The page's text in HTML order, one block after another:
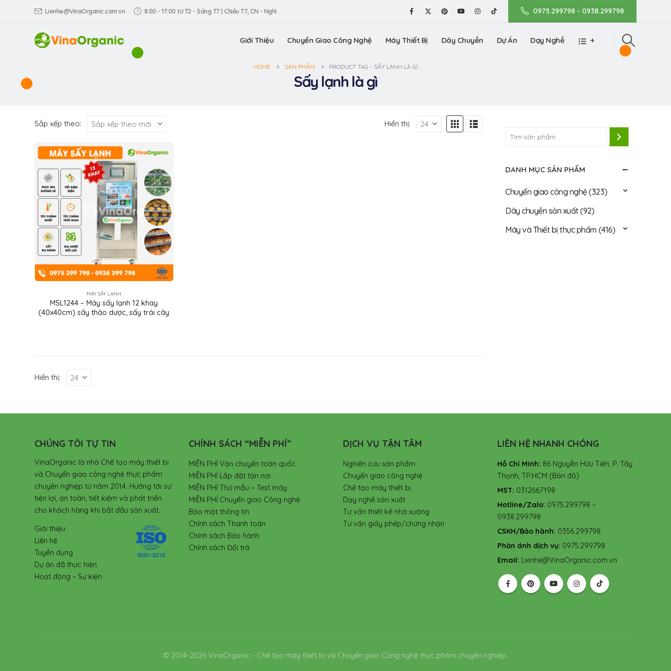
Lienhe@VinaOrganic.com.vn 8:00 - 17:00 từ T2 - Sáng T7 | Chiều T7, CN - Nghỉ 0975.299798 - 0938.299798
Giới Thiệu Chuyển Giao Công Nghệ Máy Thiết Bị Dây Chuyền Dự Án Dạy Nghề +
HOME SẢN PHẨM PRODUCT TAG - SẤY LẠNH LÀ GÌ
Sấy lạnh là gì
Sắp xếp theo: Hiển thị:
MÁY SẤY LẠNH
MSL1244 – Máy sấy lạnh 12 khay
(40x40cm) sấy thảo dược, sấy trái cây
Hiển thị:
DANH MỤC SẢN PHẨM
Chuyển giao công nghệ(323)
Dây chuyền sản xuất(92)
Máy và Thiết bị thực phẩm (416)
CHÚNG TÔI TỰ TIN
VinaOrganic là nhà Chế tạo máy thiết bị
và Chuyển giao công nghệ thực phẩm
chuyên nghiệp từ năm 2014. Hướng tới sự
tiện lợi, an toàn, tiết kiệm và phát triển
cho khách hàng khi bắt đầu sản xuất.
Giới thiệu
Liên hệ
Tuyển dụng
Dự án đã thực hiện
Hoạt động – Sự kiện
CHÍNH SÁCH “MIỄN PHÍ”
MIỄN PHÍ Vận chuyển toàn quốc
MIỄN PHÍ Lắp đặt tận nơi
MIỄN PHÍ Thử mẫu – Test máy
MIỄN PHÍ Chuyển giao Công nghệ
Bảo mật thông tin
Chính sách Thanh toán
Chính sách Bảo hành
Chính sách Đổi trả
DỊCH VỤ TẬN TÂM
Nghiên cứu sản phẩm
Chuyển giao công nghệ
Chế tạo máy thiết bị
Dạy nghề sản xuất
Tư vấn thiết kế nhà xưởng
Tư vấn giấy phép/chứng nhận
LIÊN HỆ NHANH CHÓNG
Hồ Chí Minh: 86 Nguyễn Hữu Tiến, P. Tây
Thạnh, TP.HCM (Bản đồ)
MST: 0312667198
Hotline/Zalo: 0975.299798 –
0938.299798
CSKH/Bảo hành: 0356.299798
Phản ánh dịch vụ: 0975.299798
Email: Lienhe@VinaOrganic.com.vn
© 2014-2026 VinaOrganic - Chế tạo máy thiết bị và Chuyển giao Công nghệ thực phẩm chuyên nghiệp.